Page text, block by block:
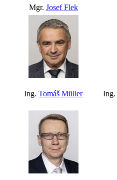
Mgr. Josef Flek
Ing. Tomáš Müller Ing.